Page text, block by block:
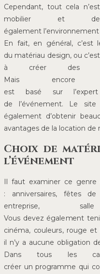
Cependant, tout cela
mobilier et
également
En fait, en général, c’est
du matériau design, ou
à créer des
Mais
est basé sur
de l’événement. Le
également d’obtenir
avantages de la location
Choix de
l’événement
Il faut examiner ce
: anniversaires, fêtes
entreprise,
Vous devez également
cinéma, couleurs, rouge
il n’y a aucune obligation
Dans tous les
créer un programme qui